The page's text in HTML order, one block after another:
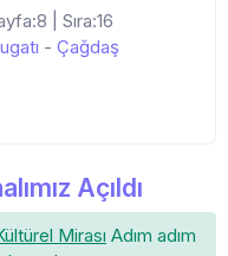
| Sıra:16
- Çağdaş
Açıldı
Mirası Adım adım